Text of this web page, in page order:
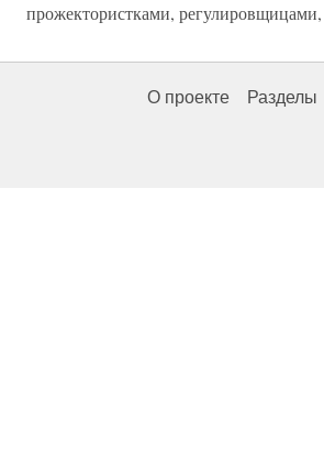
прожектористками, регулировщицами,
О проекте Разделы